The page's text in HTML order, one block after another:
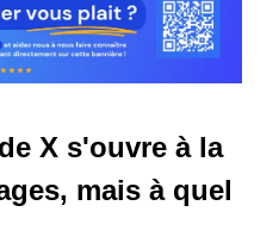
X s'ouvre à la
mais à quel